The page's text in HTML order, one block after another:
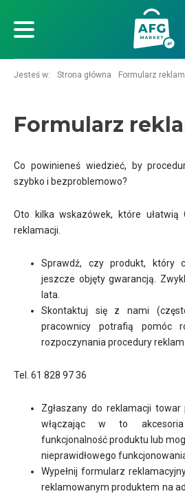
Jesteś w: Strona główna Formularz
Formularz
Co powinieneś wiedzieć, by
szybko i bezproblemowo?
Oto kilka wskazówek, które
reklamacji.
Sprawdź, czy produkt, który
jeszcze objęty gwarancją.
lata.
Skontaktuj się z nami
pracownicy potrafią pomóc
rozpoczynania procedury
Tel. 61 828 97 36
Zgłaszany do reklamacji
włączając w to
funkcjonalność produktu lub
nieprawidłowego
Wypełnij formularz
reklamowanym produktem na